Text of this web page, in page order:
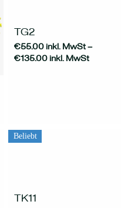
mehrere
auf.
Die
werden
TG2
€55.00 inkl. MwSt –
€135.00 inkl. MwSt
Beliebt
mehrere
TK11